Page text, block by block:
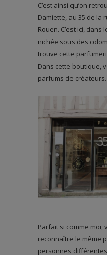
C’est ainsi qu’on
Damiette, au 35 de la
Rouen. C’est ici,
nichée sous des
trouve cette
Dans cette boutique,
parfums de créateurs.
Parfait si comme moi,
reconnaître le même
personnes